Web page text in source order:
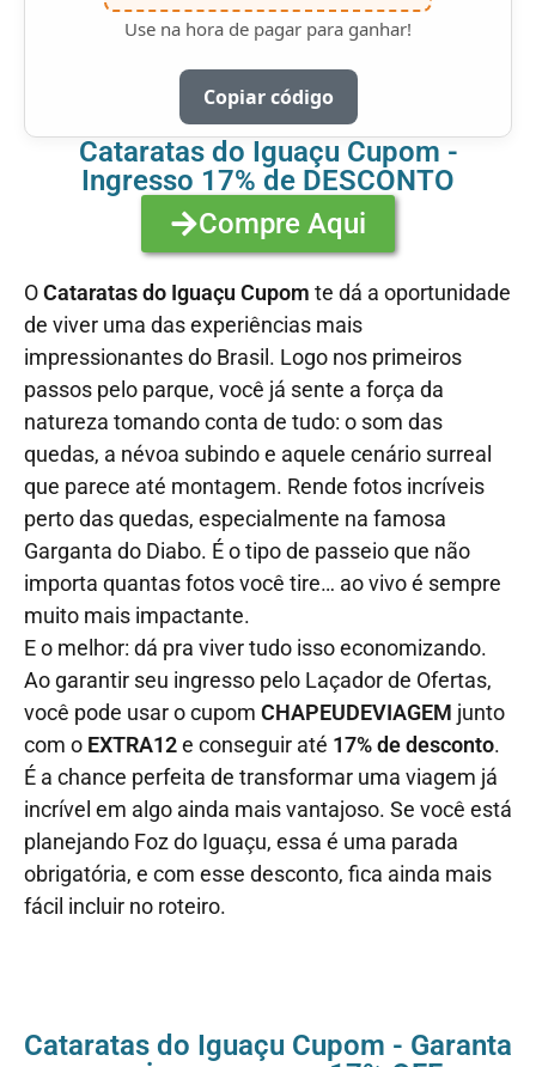
Use na hora de pagar para ganhar!
Copiar código
Cataratas do Iguaçu Cupom -
Ingresso 17% de DESCONTO
Compre Aqui
OCataratas do Iguaçu Cupom te dá a oportunidade
de viver uma das experiências mais
impressionantes do Brasil. Logo nos primeiros
passos pelo parque, você já sente a força da
natureza tomando conta de tudo: o som das
quedas, a névoa subindo e aquele cenário surreal
que parece até montagem. Rende fotos incríveis
perto das quedas, especialmente na famosa
Garganta do Diabo. É o tipo de passeio que não
importa quantas fotos você tire… ao vivo é sempre
muito mais impactante.
E o melhor: dá pra viver tudo isso economizando.
Ao garantir seu ingresso pelo Laçador de Ofertas,
você pode usar o cupom CHAPEUDEVIAGEM junto
com o EXTRA12e conseguir até 17% de desconto.
É a chance perfeita de transformar uma viagem já
incrível em algo ainda mais vantajoso. Se você está
planejando Foz do Iguaçu, essa é uma parada
obrigatória, e com esse desconto, fica ainda mais
fácil incluir no roteiro.
Cataratas do Iguaçu Cupom - Garanta